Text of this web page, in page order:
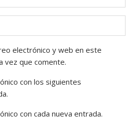
electrónico y web en este
vez que comente.
con los siguientes
con cada nueva entrada.